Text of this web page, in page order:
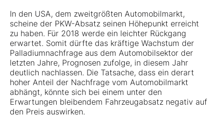
In den USA, dem zweitgrößten Automobilmarkt,
scheine der PKW-Absatz seinen Höhepunkt erreicht
zu haben. Für 2018 werde ein leichter Rückgang
erwartet. Somit dürfte das kräftige Wachstum der
Palladiumnachfrage aus dem Automobilsektor der
letzten Jahre, Prognosen zufolge, in diesem Jahr
deutlich nachlassen. Die Tatsache, dass ein derart
hoher Anteil der Nachfrage vom Automobilmarkt
abhängt, könnte sich bei einem unter den
Erwartungen bleibendem Fahrzeugabsatz negativ auf
den Preis auswirken.